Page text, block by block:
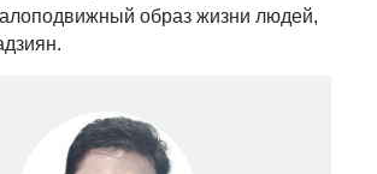
образ жизни людей,